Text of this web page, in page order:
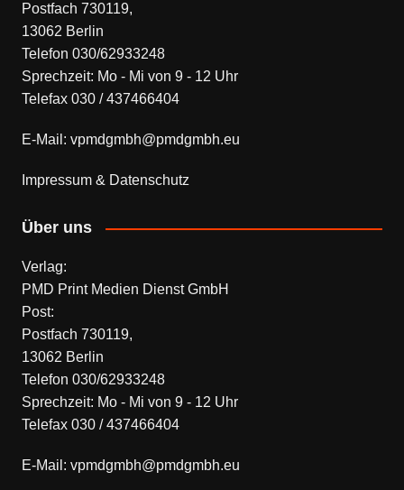
Postfach 730119,
13062 Berlin
Telefon 030/62933248
Sprechzeit: Mo - Mi von 9 - 12 Uhr
Telefax 030 / 437466404
E-Mail: vpmdgmbh@pmdgmbh.eu
Impressum & Datenschutz
Über uns
Verlag:
PMD Print Medien Dienst GmbH
Post:
Postfach 730119,
13062 Berlin
Telefon 030/62933248
Sprechzeit: Mo - Mi von 9 - 12 Uhr
Telefax 030 / 437466404
E-Mail: vpmdgmbh@pmdgmbh.eu